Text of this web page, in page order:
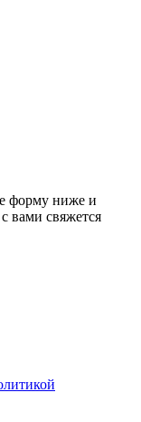
форму ниже и
вами свяжется